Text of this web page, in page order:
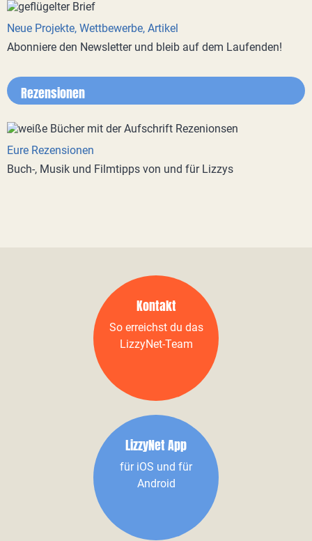
Neue Projekte, Wettbewerbe, Artikel
Abonniere den Newsletter und bleib auf dem Laufenden!
Rezensionen
Eure Rezensionen
Buch-, Musik und Filmtipps von und für Lizzys
Kontakt
So erreichst du das
LizzyNet-Team
LizzyNet App
für iOS und für
Android